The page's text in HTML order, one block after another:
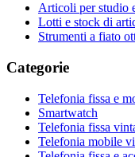
Articoli per studio
Lotti e stock di
Strumenti a fiato
Categorie
Telefonia fissa e
Smartwatch
Telefonia fissa
Telefonia mobile